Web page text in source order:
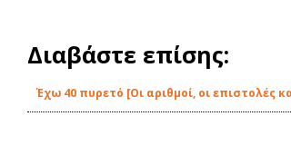
Διαβάστε επίσης:
Έχω 40 πυρετό [Οι αριθμοί, οι επιστολές